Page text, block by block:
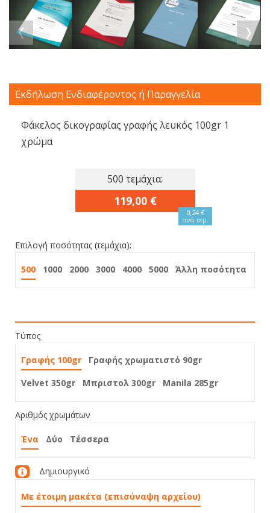
Εκδήλωση Ενδιαφέροντος ή Παραγγελία
Φάκελος δικογραφίας γραφής λευκός 100gr 1
χρώμα
500 τεμάχια:
119,00 €
0,24 €
ανά τεμ.
Επιλογή ποσότητας (τεμάχια):
500 1000 2000 3000 4000 5000 Άλλη ποσότητα
Τύπος
Γραφής 100gr
Γραφής χρωματιστό 90gr
Velvet 350gr
Μπριστολ 300gr Manila 285gr
Αριθμός χρωμάτων
Ένα Δύο Τέσσερα
Δημιουργικό
Με έτοιμη μακέτα (επισύναψη αρχείου)